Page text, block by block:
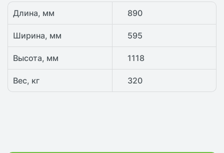
Длина, мм 890
Ширина, мм 595
Высота, мм 1118
Вес, кг 320